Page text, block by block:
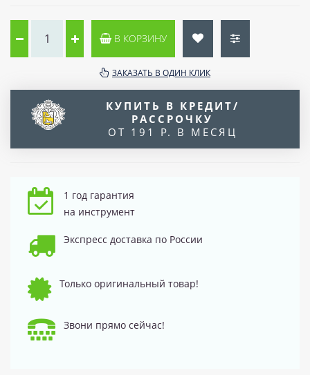
В КОРЗИНУ
ЗАКАЗАТЬ В ОДИН КЛИК
КУПИТЬ В КРЕДИТ/
РАССРОЧКУ
ОТ 191 Р. В МЕСЯЦ
1 год гарантия
на инструмент
Экспресс доставка по России
Только оригинальный товар!
Звони прямо сейчас!